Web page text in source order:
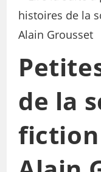
de la
fiction